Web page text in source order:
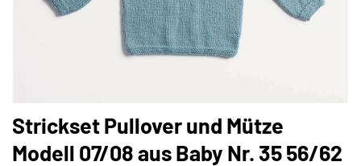
Strickset Pullover und Mütze
Modell 07/08 aus Baby Nr. 35 56/62